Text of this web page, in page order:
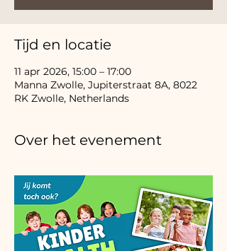
Tijd en locatie
11 apr 2026, 15:00 – 17:00
Manna Zwolle, Jupiterstraat 8A, 8022
RK Zwolle, Netherlands
Over het evenement